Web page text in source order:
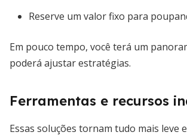
Reserve um valor fixo para
Em pouco tempo, você terá um
poderá ajustar estratégias.
Ferramentas e recursos
Essas soluções tornam tudo mais leve